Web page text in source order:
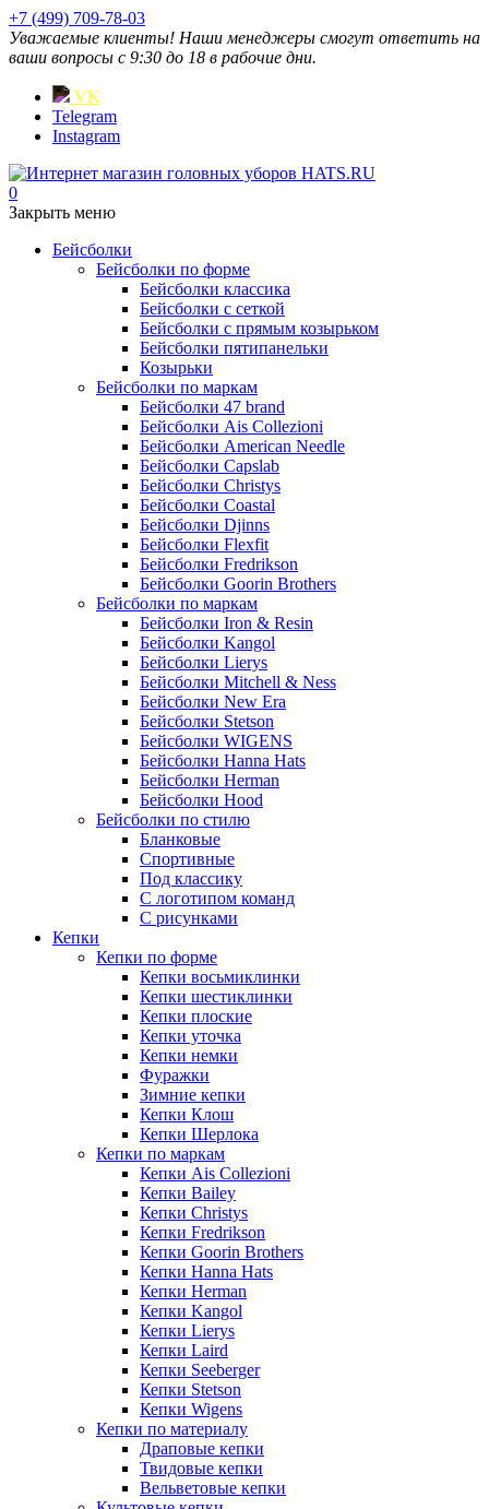
+7 (499) 709-78-03
Уважаемые клиенты! Наши менеджеры смогут ответить на
ваши вопросы с 9:30 до 18 в рабочие дни.
VK
Telegram
Instagram
0
Закрыть меню
Бейсболки
Бейсболки по форме
Бейсболки классика
Бейсболки с сеткой
Бейсболки с прямым козырьком
Бейсболки пятипанельки
Козырьки
Бейсболки по маркам
Бейсболки 47 brand
Бейсболки Ais Collezioni
Бейсболки American Needle
Бейсболки Capslab
Бейсболки Christys
Бейсболки Coastal
Бейсболки Djinns
Бейсболки Flexfit
Бейсболки Fredrikson
Бейсболки Goorin Brothers
Бейсболки по маркам
Бейсболки Iron & Resin
Бейсболки Kangol
Бейсболки Lierys
Бейсболки Mitchell & Ness
Бейсболки New Era
Бейсболки Stetson
Бейсболки WIGENS
Бейсболки Hanna Hats
Бейсболки Herman
Бейсболки Hood
Бейсболки по стилю
Бланковые
Спортивные
Под классику
С логотипом команд
С рисунками
Кепки
Кепки по форме
Кепки восьмиклинки
Кепки шестиклинки
Кепки плоские
Кепки уточка
Кепки немки
Фуражки
Зимние кепки
Кепки Клош
Кепки Шерлока
Кепки по маркам
Кепки Ais Collezioni
Кепки Bailey
Кепки Christys
Кепки Fredrikson
Кепки Goorin Brothers
Кепки Hanna Hats
Кепки Herman
Кепки Kangol
Кепки Lierys
Кепки Laird
Кепки Seeberger
Кепки Stetson
Кепки Wigens
Кепки по материалу
Драповые кепки
Твидовые кепки
Вельветовые кепки